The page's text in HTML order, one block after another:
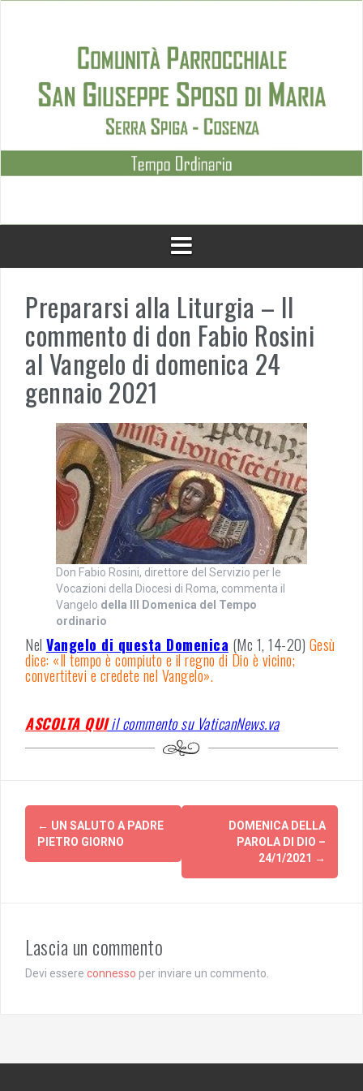
Prepararsi alla Liturgia – Il
commento di don Fabio Rosini
al Vangelo di domenica 24
gennaio 2021
Don Fabio Rosini, direttore del Servizio per le
Vocazioni della Diocesi di Roma, commenta il
Vangelo della III Domenica del Tempo
ordinario
Nel Vangelo di questa Domenica (Mc 1, 14-20) Gesù
dice: «Il tempo è compiuto e il regno di Dio è vicino;
convertitevi e credete nel Vangelo».
ASCOLTA QUIil commento su VaticanNews.va
Post
navigation
← UN SALUTO A PADRE
PIETRO GIORNO
DOMENICA DELLA
PAROLA DI DIO –
24/1/2021 →
Lascia un commento
Devi essere connesso per inviare un commento.